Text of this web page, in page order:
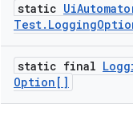
static Ui
Test. Logging
static final
Option[]